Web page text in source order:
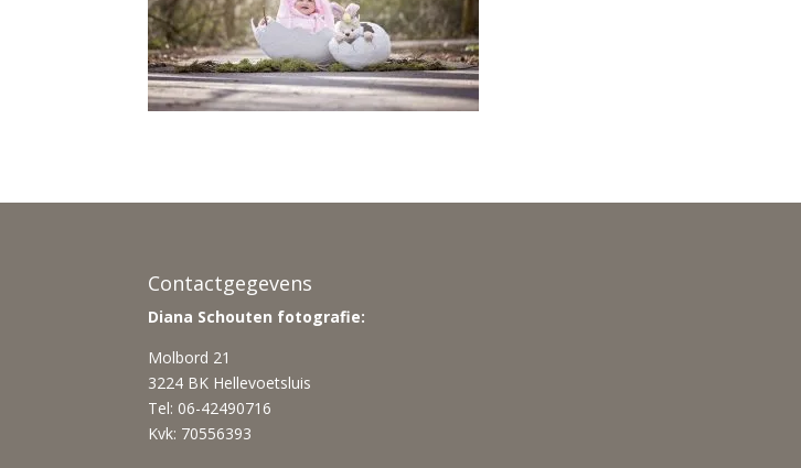
Contactgegevens
Diana Schouten fotografie:
Molbord 21
3224 BK Hellevoetsluis
Tel: 06-42490716
Kvk: 70556393